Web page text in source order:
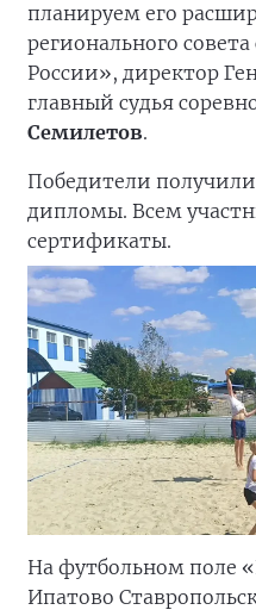
планируем его
регионального
России», директор
главный судья
Семилетов.
Победители
дипломы. Всем
сертификаты.
На футбольном поле
Ипатово